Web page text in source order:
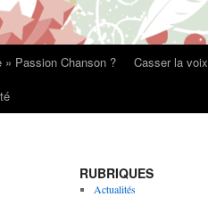
» Passion Chanson ?
Casser la voix
RUBRIQUES
Actualités